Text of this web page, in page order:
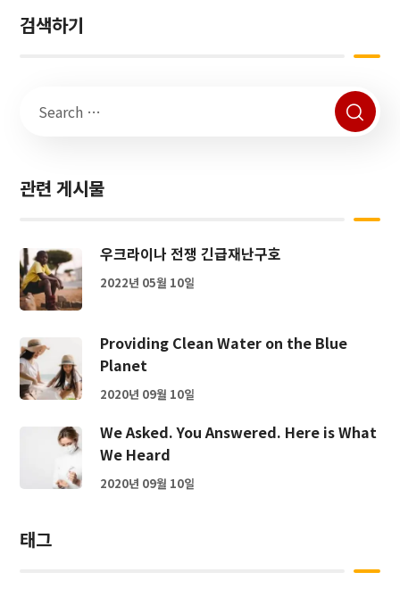
검색하기
관련 게시물
우크라이나 전쟁 긴급재난구호
2022년 05월 10일
Providing Clean Water on the Blue
Planet
2020년 09월 10일
We Asked. You Answered. Here is What
We Heard
2020년 09월 10일
태그